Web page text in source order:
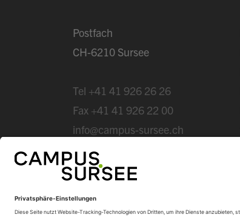
Postfach
CH-6210 Sursee
Tel +41 41 926 26 26
Fax +41 41 926 22 00
info@campus-sursee.ch